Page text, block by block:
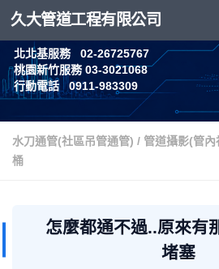
Skip to content
久大管道工程有限公司
北北基服務 02-26725767
桃園新竹服務 03-3021068
行動電話 0911-983309
水刀通管(社區吊管通管) / 管道攝影(管內
桶
怎麼都通不過..原來有
堵塞